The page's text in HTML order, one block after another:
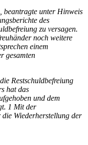
beantragte unter Hinweis
des
zu versagen.
noch weitere
einem
gesamten
Restschuldbefreiung
hat das
und dem
1 Mit der
die Wiederherstellung der